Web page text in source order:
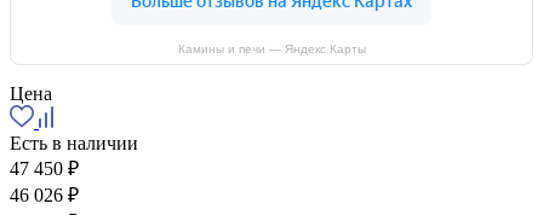
Камины и печи — Яндекс Карты
Цена
Есть в наличии
47 450 ₽
46 026 ₽